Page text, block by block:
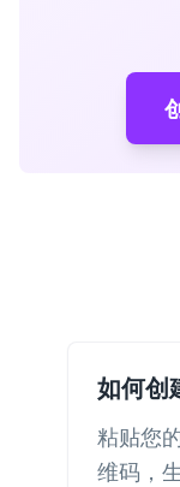
如何创
粘贴您
维码，